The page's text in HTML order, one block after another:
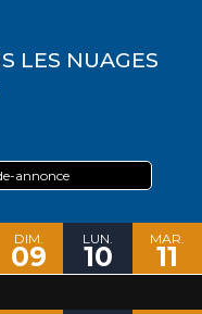
LES NUAGES
annonce
DIM.
09
LUN.
10
MAR.
11